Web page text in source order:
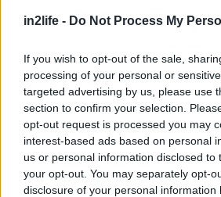
in2life - Do Not Process My
If you wish to opt-out of the sale,
processing of your personal or
targeted advertising by us, please use
section to confirm your selection.
opt-out request is processed you may
interest-based ads based on personal
us or personal information disclosed to
your opt-out. You may separately opt-
disclosure of your personal information
Όποιος έκοψε αυτό το κέικ να
επιδόματα